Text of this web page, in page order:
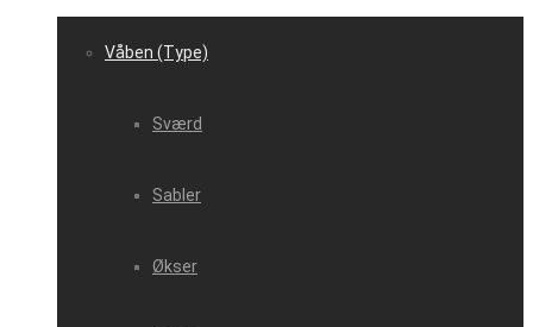
Våben (Type)
Sværd
Sabler
Økser